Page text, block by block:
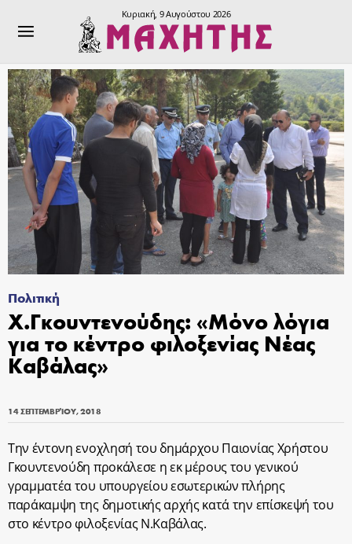
Κυριακή, 9 Αυγούστου 2026
Πολιτική
Χ.Γκουντενούδης: «Μόνο λόγια
για το κέντρο φιλοξενίας Νέας
Καβάλας»
14 ΣΕΠΤΕΜΒΡΊΟΥ, 2018
Την έντονη ενοχλησή του δημάρχου Παιονίας Χρήστου
Γκουντενούδη προκάλεσε η εκ μέρους του γενικού
γραμματέα του υπουργείου εσωτερικών πλήρης
παράκαμψη της δημοτικής αρχής κατά την επίσκεψή του
στο κέντρο φιλοξενίας Ν.Καβάλας.